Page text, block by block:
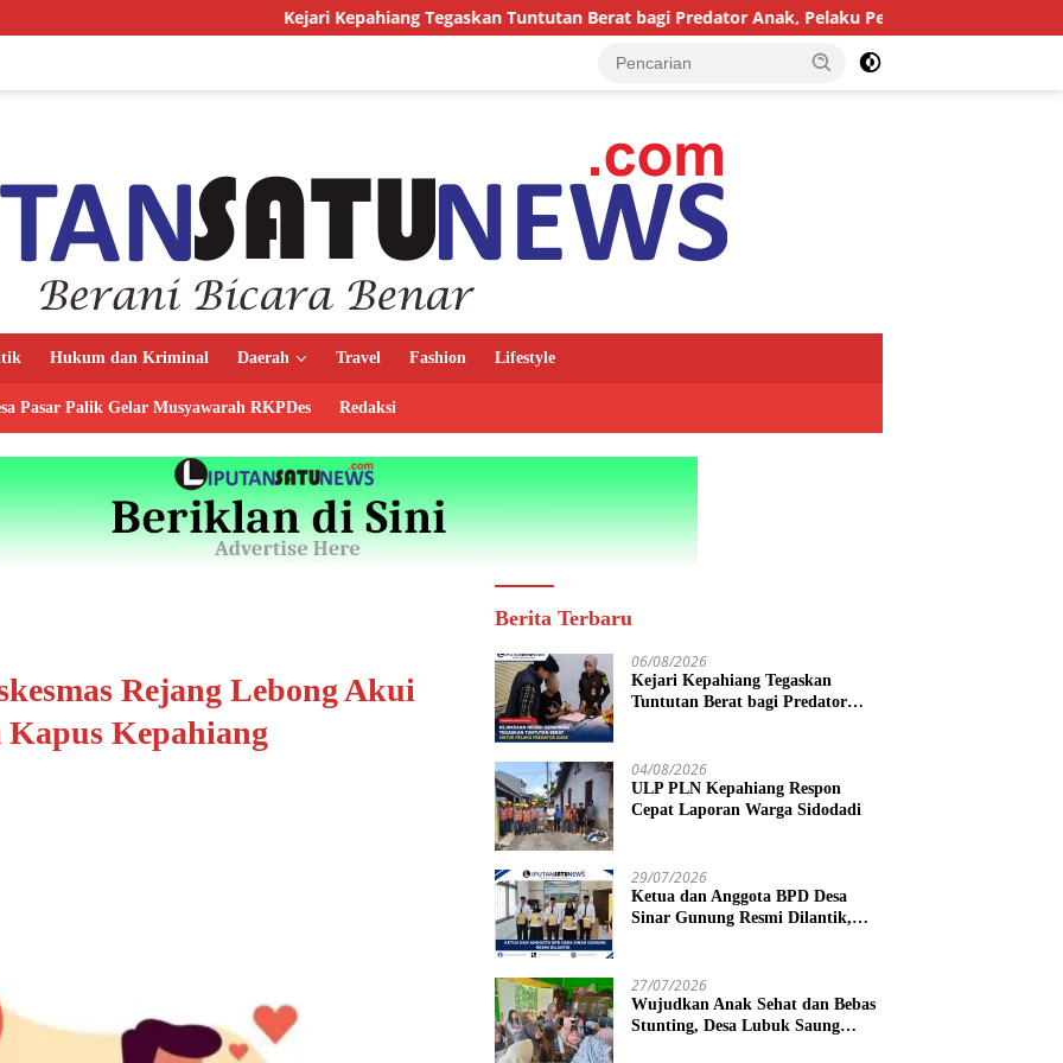
Kejari Kepahiang Tegaskan Tuntutan Berat bagi Predator Anak, Pelaku Persetubuhan Anak Tiri Dituntut 19
Hukum dan Kriminal Daerah Travel Fashion Lifestyle
Pasar Palik Gelar Musyawarah RKPDes Redaksi
Rejang Lebong Akui
Kepahiang
Berita Terbaru
06/08/2026
Kejari Kepahiang Tegaskan
Tuntutan Berat bagi Predator
Vonis Hakim 18 Tahun Penjara
04/08/2026
ULP PLN Kepahiang Respon
Cepat Laporan Warga Sidodadi
29/07/2026
Ketua dan Anggota BPD Desa
Sinar Gunung Resmi Dilantik,
27/07/2026
Wujudkan Anak Sehat dan Bebas
Stunting, Desa Lubuk Saung